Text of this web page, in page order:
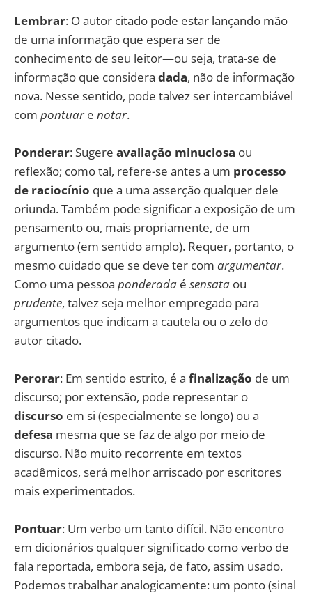
Lembrar: O autor citado pode estar lançando mão
de uma informação que espera ser de
conhecimento de seu leitor—ou seja, trata-se de
informação que considera dada, não de informação
nova. Nesse sentido, pode talvez ser intercambiável
com pontuare notar.
Ponderar: Sugere avaliação minuciosa ou
reflexão; como tal, refere-se antes a um processo
de raciocínio que a uma asserção qualquer dele
oriunda. Também pode significar a exposição de um
pensamento ou, mais propriamente, de um
argumento (em sentido amplo). Requer, portanto, o
mesmo cuidado que se deve ter com argumentar.
Como uma pessoa ponderada é sensata ou
prudente, talvez seja melhor empregado para
argumentos que indicam a cautela ou o zelo do
autor citado.
Perorar: Em sentido estrito, é a finalização de um
discurso; por extensão, pode representar o
discurso em si (especialmente se longo) ou a
defesa mesma que se faz de algo por meio de
discurso. Não muito recorrente em textos
acadêmicos, será melhor arriscado por escritores
mais experimentados.
Pontuar: Um verbo um tanto difícil. Não encontro
em dicionários qualquer significado como verbo de
fala reportada, embora seja, de fato, assim usado.
Podemos trabalhar analogicamente: um ponto (sinal